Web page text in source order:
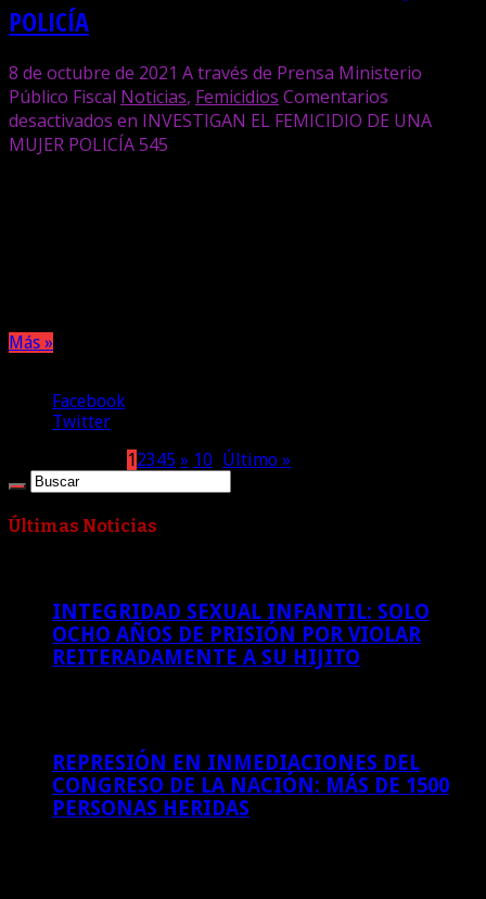
POLICÍA
8 de octubre de 2021 A través de Prensa Ministerio
Público Fiscal Noticias, Femicidios Comentarios
desactivados en INVESTIGAN EL FEMICIDIO DE UNA
MUJER POLICÍA545
Más »
Facebook
Twitter
12345 » 10 Último »
Últimas Noticias
INTEGRIDAD SEXUAL INFANTIL: SOLO
OCHO AÑOS DE PRISIÓN POR VIOLAR
REITERADAMENTE A SU HIJITO
REPRESIÓN EN INMEDIACIONES DEL
CONGRESO DE LA NACIÓN: MÁS DE 1500
PERSONAS HERIDAS